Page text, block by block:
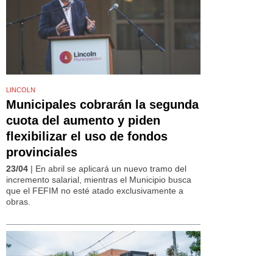
LINCOLN
Municipales cobrarán la segunda
cuota del aumento y piden
flexibilizar el uso de fondos
provinciales
23/04 | En abril se aplicará un nuevo tramo del
incremento salarial, mientras el Municipio busca
que el FEFIM no esté atado exclusivamente a
obras.